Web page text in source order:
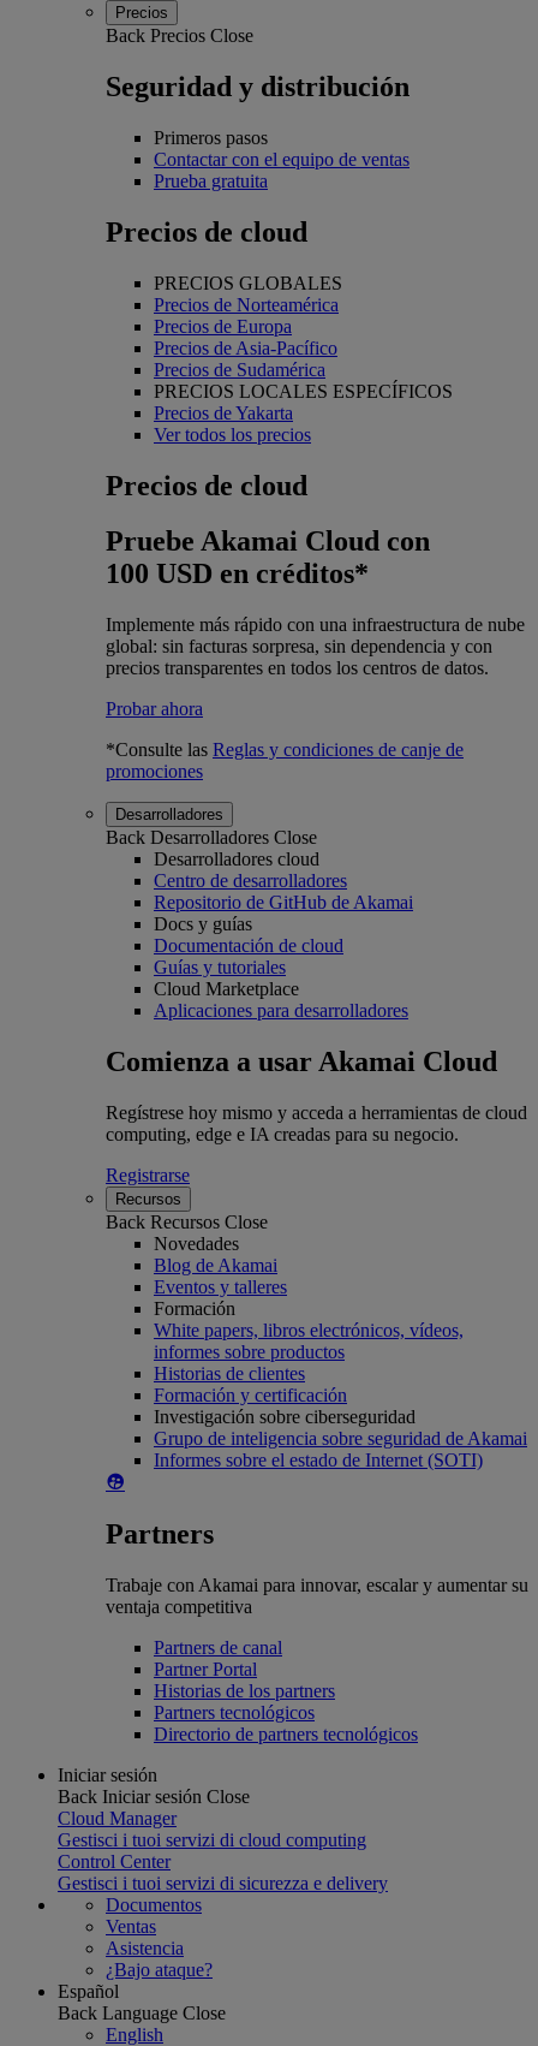
Precios
Back Precios Close
Seguridad y distribución
Primeros pasos
Contactar con el equipo de ventas
Prueba gratuita
Precios de cloud
PRECIOS GLOBALES
Precios de Norteamérica
Precios de Europa
Precios de Asia-Pacífico
Precios de Sudamérica
PRECIOS LOCALES ESPECÍFICOS
Precios de Yakarta
Ver todos los precios
Precios de cloud
Pruebe Akamai Cloud con
100 USD en créditos*
Implemente más rápido con una infraestructura de nube
global: sin facturas sorpresa, sin dependencia y con
precios transparentes en todos los centros de datos.
Probar ahora
*Consulte las Reglas y condiciones de canje de
promociones
Desarrolladores
Back Desarrolladores Close
Desarrolladores cloud
Centro de desarrolladores
Repositorio de GitHub de Akamai
Docs y guías
Documentación de cloud
Guías y tutoriales
Cloud Marketplace
Aplicaciones para desarrolladores
Comienza a usar Akamai Cloud
Regístrese hoy mismo y acceda a herramientas de cloud
computing, edge e IA creadas para su negocio.
Registrarse
Recursos
Back Recursos Close
Novedades
Blog de Akamai
Eventos y talleres
Formación
White papers, libros electrónicos, vídeos,
informes sobre productos
Historias de clientes
Formación y certificación
Investigación sobre ciberseguridad
Grupo de inteligencia sobre seguridad de Akamai
Informes sobre el estado de Internet (SOTI)
Partners
Trabaje con Akamai para innovar, escalar y aumentar su
ventaja competitiva
Partners de canal
Partner Portal
Historias de los partners
Partners tecnológicos
Directorio de partners tecnológicos
Iniciar sesión
Back Iniciar sesión Close
Cloud Manager
Gestisci i tuoi servizi di cloud computing
Control Center
Gestisci i tuoi servizi di sicurezza e delivery
Documentos
Ventas
Asistencia
¿Bajo ataque?
Español
Back Language Close
English